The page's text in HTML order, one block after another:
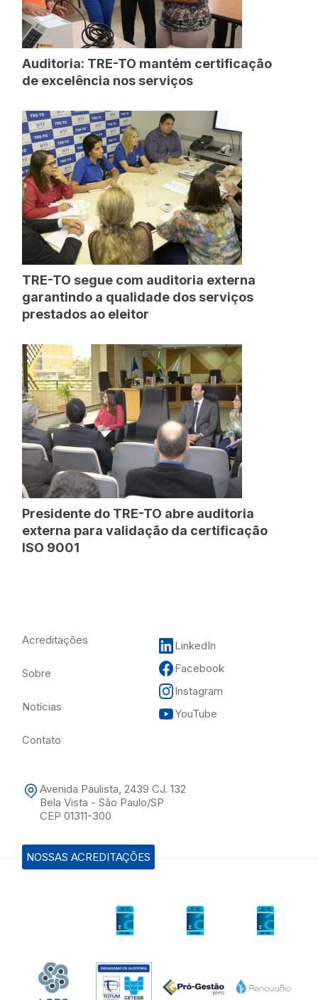
Auditoria: TRE-TO mantém certificação
de excelência nos serviços
TRE-TO segue com auditoria externa
garantindo a qualidade dos serviços
prestados ao eleitor
Presidente do TRE-TO abre auditoria
externa para validação da certificação
ISO 9001
Acreditações
Sobre
Notícias
Contato
Avenida Paulista, 2439 CJ. 132
Bela Vista - São Paulo/SP
CEP 01311-300
LinkedIn
Facebook
Instagram
YouTube
NOSSAS ACREDITAÇÕES